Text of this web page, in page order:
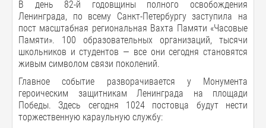
В день 82-й годовщины полного освобождения
Ленинграда, по всему Санкт-Петербургу заступила на
пост масштабная региональная Вахта Памяти «Часовые
Памяти». 100 образовательных организаций, тысячи
школьников и студентов — все они сегодня становятся
живым символом связи поколений.
Главное событие разворачивается у Монумента
героическим защитникам Ленинграда на площади
Победы. Здесь сегодня 1024 постовца будут нести
торжественную караульную службу: